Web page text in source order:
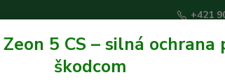
+421
5 CS – silná ochrana
škodcom